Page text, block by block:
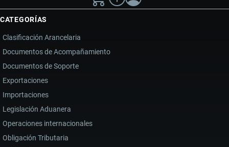
CATEGORÍAS
Clasificación Arancelaria
Documentos de Acompañamiento
Documentos de Soporte
Exportaciones
Importaciones
Legislación Aduanera
Operaciones internacionales
Obligación Tributaria